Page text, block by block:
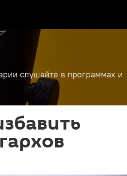
слушайте в программах и